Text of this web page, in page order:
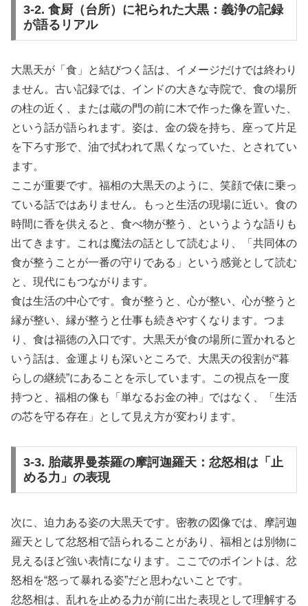
3-2. 食厨（台所）に祀られた大黒：義浄の記録
が語るリアル
大黒天が「食」と結びつく話は、イメージだけでは終わり
ません。古い記録では、インドの大きな寺院で、食の場所
の柱の近く、または蔵の門の前に木で作った像を置いた、
という話が語られます。姿は、金の袋を持ち、座って片足
を下ろす形で、油で拭われて黒くなっていた、とされてい
ます。
ここが重要です。福相の大黒天のように、笑顔で俵に乗っ
ている話ではありません。もっと生活の現場に近い。食の
時間に香を供えると、食べ物が整う、というような語りも
出てきます。これは魔法の話として読むより、「共同体の
食が整うことが一番の守りである」という感覚として読む
と、現代にもつながります。
食は生活の中心です。食が整うと、心が整い、心が整うと
縁が整い、縁が整うと仕事も続きやすくなります。つま
り、食は福徳の入口です。大黒天が食の場所に置かれると
いう話は、金運よりも深いところで、大黒天の役割が“暮
らしの継続”にあることを示しています。この視点を一度
持つと、福相の像も「単なるお金の神」ではなく、「生活
の芯を守る存在」として見え方が変わります。
3-3. 胎蔵界曼荼羅の摩訶迦羅天：忿怒相は「止
める力」の表現
次に、迫力ある姿の大黒天です。密教の図像では、摩訶迦
羅天として忿怒相で語られることがあり、福相とは別物に
見えるほど強い表情になります。ここでのポイントは、忿
怒相を“怒って暴れる姿”だと思わないことです。
忿怒相は、乱れを止める力が前に出た表現として理解する